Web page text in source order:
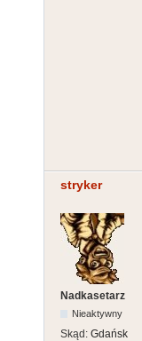
stryker
Nadkasetarz
Nieaktywny
Skąd: Gdańsk